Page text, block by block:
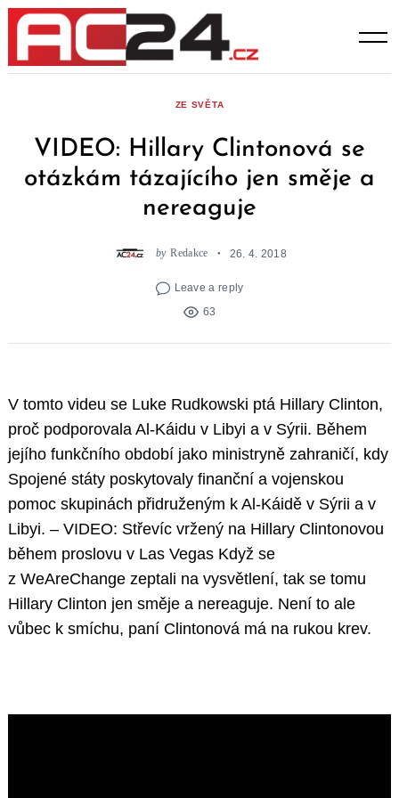
Skip
content
ZE SVĚTA
VIDEO: Hillary Clintonová se
otázkám tázajícího jen směje a
nereaguje
by Redakce 26. 4. 2018
Leave a reply
63
V tomto videu se Luke Rudkowski ptá Hillary Clinton,
proč podporovala Al-Káidu v Libyi a v Sýrii. Během
jejího funkčního období jako ministryně zahraničí, kdy
Spojené státy poskytovaly finanční a vojenskou
pomoc skupinách přidruženým k Al-Káidě v Sýrii a v
Libyi. – VIDEO: Střevíc vržený na Hillary Clintonovou
během proslovu v Las Vegas Když se
z WeAreChange zeptali na vysvětlení, tak se tomu
Hillary Clinton jen směje a nereaguje. Není to ale
vůbec k smíchu, paní Clintonová má na rukou krev.